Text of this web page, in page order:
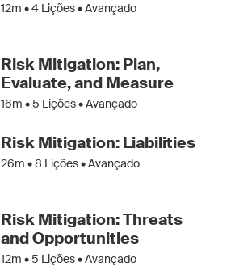
12m •4 Lições • Avançado
Risk Mitigation: Plan,
Evaluate, and Measure
16m •5 Lições • Avançado
Risk Mitigation: Liabilities
26m •8 Lições • Avançado
Risk Mitigation: Threats
and Opportunities
12m •5 Lições • Avançado